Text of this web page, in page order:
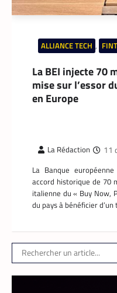
ALLIANCE TECH ,
La BEI injecte 70
mise sur l’essor
en Europe
La Rédaction 11
La Banque
accord historique de 70
italienne du « Buy Now,
du pays à bénéficier
APPLICATION ,
Prosuma et Yango
impacte le
La Rédaction
digitalisant les
structurant une
et inclusive.